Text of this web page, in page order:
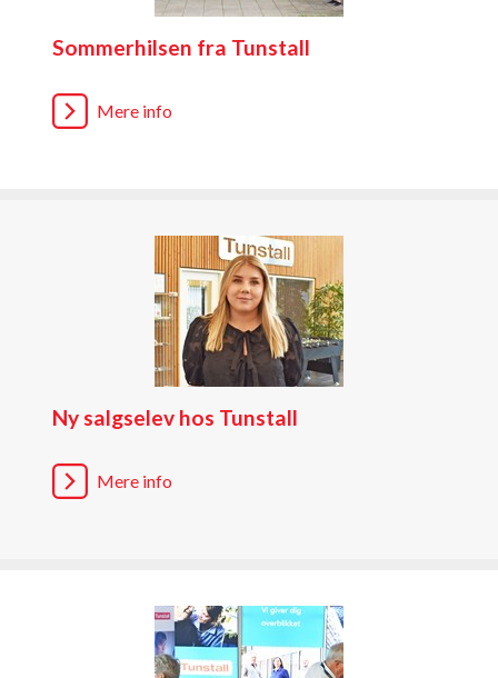
Sommerhilsen fra Tunstall
Mere info
Ny salgselev hos Tunstall
Mere info